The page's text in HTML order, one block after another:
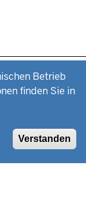
Betrieb
finden Sie in
Verstanden